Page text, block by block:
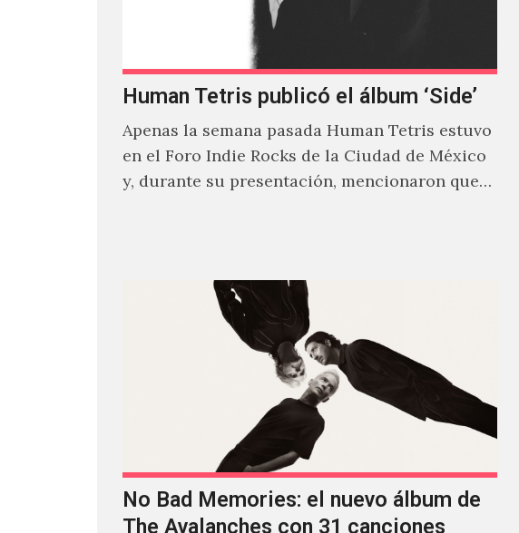
Human Tetris publicó el álbum ‘Side’
Apenas la semana pasada Human Tetris estuvo
en el Foro Indie Rocks de la Ciudad de México
y, durante su presentación, mencionaron que
No Bad Memories: el nuevo álbum de
The Avalanches con 31 canciones